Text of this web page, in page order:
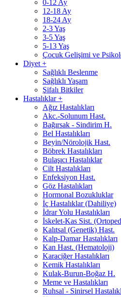
0-12 Ay
12-18 Ay
18-24 Ay
2-3 Yaş
3-5 Yaş
5-13 Yaş
Çocuk Gelişimi ve
Diyet +
Sağlıklı Beslenme
Sağlıklı Yaşam
Şifalı Bitkiler
Hastalıklar+
Ağız Hastalıkları
Akc.-Solunum Hast.
Bağırsak - Sindirim H.
Bel Hastalıkları
Beyin/Nörolojik Hast.
Böbrek Hastalıkları
Bulaşıcı Hastalıklar
Cilt Hastalıkları
Enfeksiyon Hast.
Göz Hastalıkları
Hormonal Bozukluklar
İç Hastalıklar (Dahiliye)
İdrar Yolu Hastalıkları
İskelet-Kas Sist.
Kalıtsal (Genetik) Hast.
Kalp-Damar Hastalıkları
Kan Hast. (Hematoloji)
Karaciğer Hastalıkları
Kemik Hastalıkları
Kulak-Burun-Boğaz H.
Meme ve Hastalıkları
Ruhsal - Sinirsel